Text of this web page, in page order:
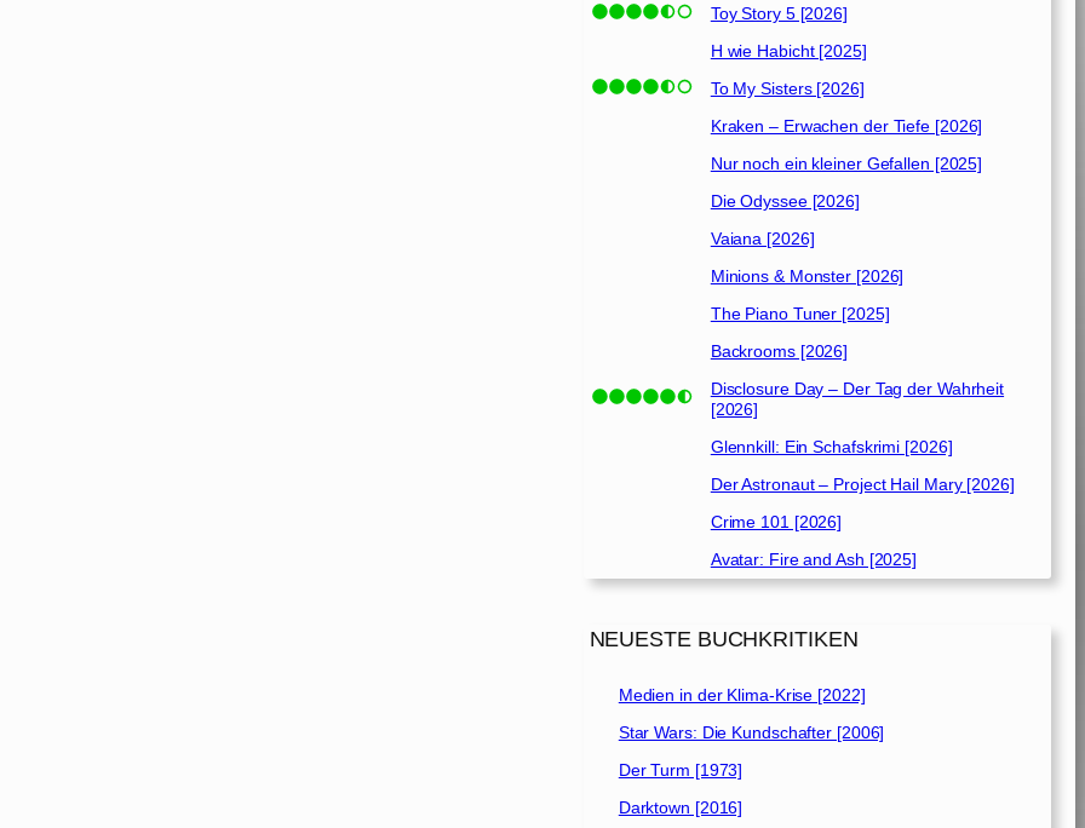
Toy Story 5 [2026]
H wie Habicht [2025]
To My Sisters [2026]
Kraken – Erwachen der Tiefe [2026]
Nur noch ein kleiner Gefallen [2025]
Die Odyssee [2026]
Vaiana [2026]
Minions & Monster [2026]
The Piano Tuner [2025]
Backrooms [2026]
Disclosure Day – Der Tag der Wahrheit
[2026]
Glennkill: Ein Schafskrimi [2026]
Der Astronaut – Project Hail Mary [2026]
Crime 101 [2026]
Avatar: Fire and Ash [2025]
NEUESTE BUCHKRITIKEN
Medien in der Klima-Krise [2022]
Star Wars: Die Kundschafter [2006]
Der Turm [1973]
Darktown [2016]